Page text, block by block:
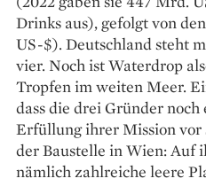
Drinks aus), gefolgt von
US-$). Deutschland steht
vier. Noch ist Waterdrop
Tropfen im weiten Meer.
dass die drei Gründer
Erfüllung ihrer Mission vor
der Baustelle in Wien: Auf
nämlich zahlreiche leere